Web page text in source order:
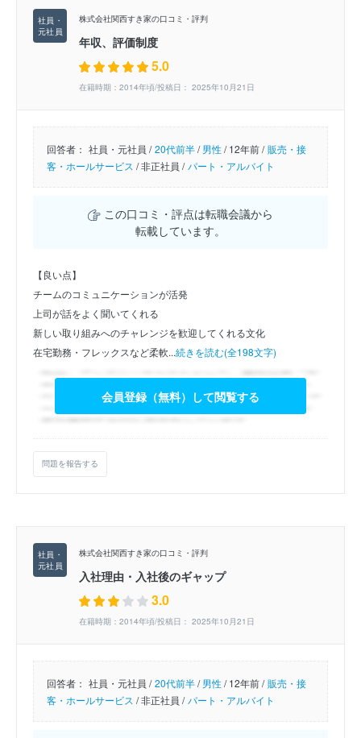
株式会社関西すき家の口コミ・評判
年収、評価制度
5.0
在籍時期：2014年頃/投稿日： 2025年10月21日
回答者： 社員・元社員 / 20代前半/男性/12年前 / 販売・接
客・ホールサービス /非正社員 / パート・アルバイト
この口コミ・評点は転職会議から
転載しています。
【良い点】
チームのコミュニケーションが活発
上司が話をよく聞いてくれる
新しい取り組みへのチャレンジを歓迎してくれる文化
在宅勤務・フレックスなど柔軟...続きを読む(全198文字)
会員登録（無料）して閲覧する
問題を報告する
株式会社関西すき家の口コミ・評判
入社理由・入社後のギャップ
3.0
在籍時期：2014年頃/投稿日： 2025年10月21日
回答者： 社員・元社員 / 20代前半/男性/12年前 / 販売・接
客・ホールサービス /非正社員 / パート・アルバイト